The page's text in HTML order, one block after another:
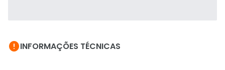
INFORMAÇÕES TÉCNICAS